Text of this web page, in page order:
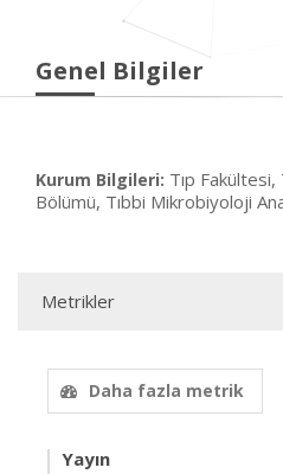
Genel Bilgiler
Kurum Bilgileri: Tıp
Bölümü, Tıbbi Mikrobiyoloji
Metrikler
Daha fazla metrik
Yayın